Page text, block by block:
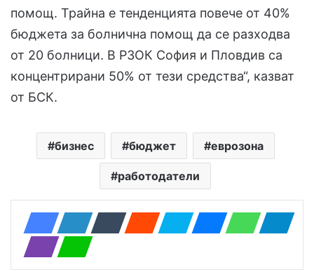
помощ. Трайна е тенденцията повече от 40%
бюджета за болнична помощ да се разходва
от 20 болници. В РЗОК София и Пловдив са
концентрирани 50% от тези средства“, казват
от БСК.
бизнес бюджет еврозона
работодатели